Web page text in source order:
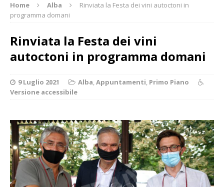
Home Alba
Rinviata la Festa dei vini autoctoni in
programma domani
Rinviata la Festa dei vini
autoctoni in programma domani
9 Luglio 2021 Alba,Appuntamenti, Primo Piano
Versione accessibile